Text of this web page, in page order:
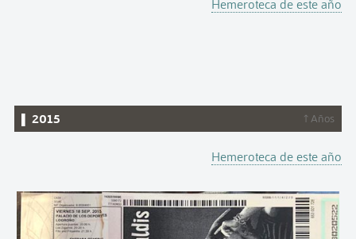
Hemeroteca de este año
▌ 2015 ↑ Años
Hemeroteca de este año